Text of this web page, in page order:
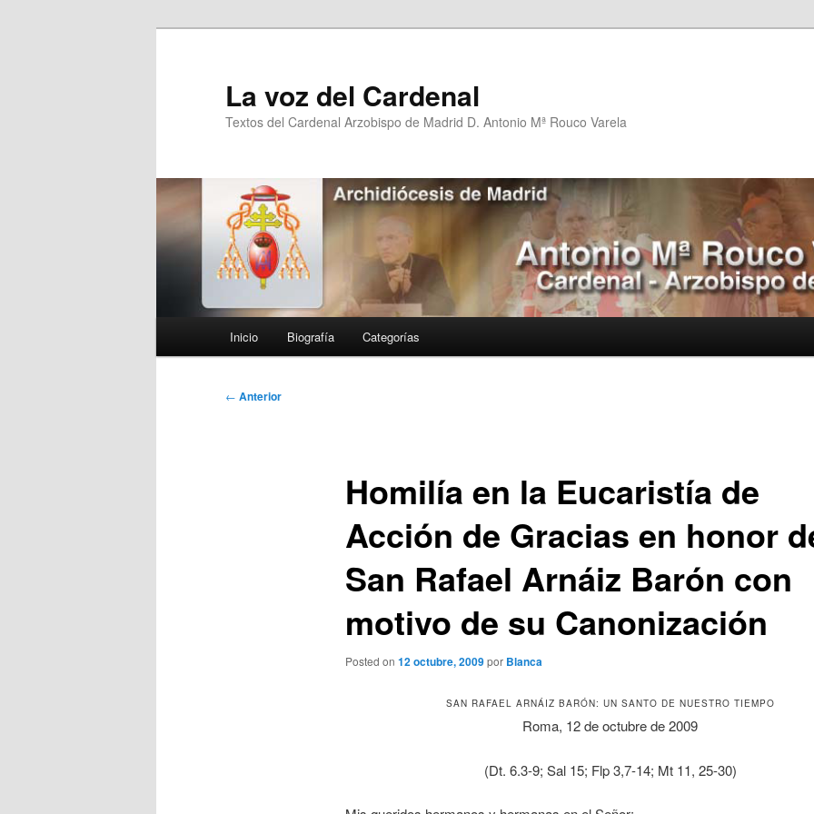
La voz del Cardenal
Textos del Cardenal Arzobispo de Madrid D. Antonio Mª Rouco Varela
Inicio Biografía Categorías
Navegación
← Anterior
Homilía en la Eucaristía de
Acción de Gracias en honor
San Rafael Arnáiz Barón con
motivo de su Canonización
Posted on 12 octubre, 2009por Blanca
SAN RAFAEL ARNÁIZ BARÓN: UN SANTO DE NUESTRO TIEMPO
Roma, 12 de octubre de 2009
(Dt. 6.3-9; Sal 15; Flp 3,7-14; Mt 11, 25-30)